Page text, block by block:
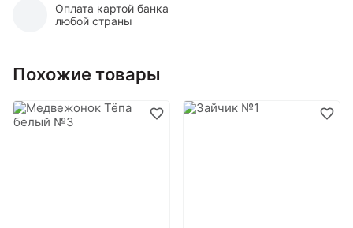
Оплата картой банка
любой страны
Похожие товары